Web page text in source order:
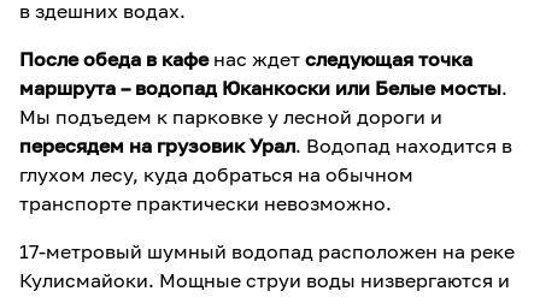
в здешних водах.
После обеда в кафенас ждет следующая точка
маршрута – водопад Юканкоски или Белые мосты.
Мы подъедем к парковке у лесной дороги и
пересядем на грузовик Урал. Водопад находится в
глухом лесу, куда добраться на обычном
транспорте практически невозможно.
17-метровый шумный водопад расположен на реке
Кулисмайоки. Мощные струи воды низвергаются и